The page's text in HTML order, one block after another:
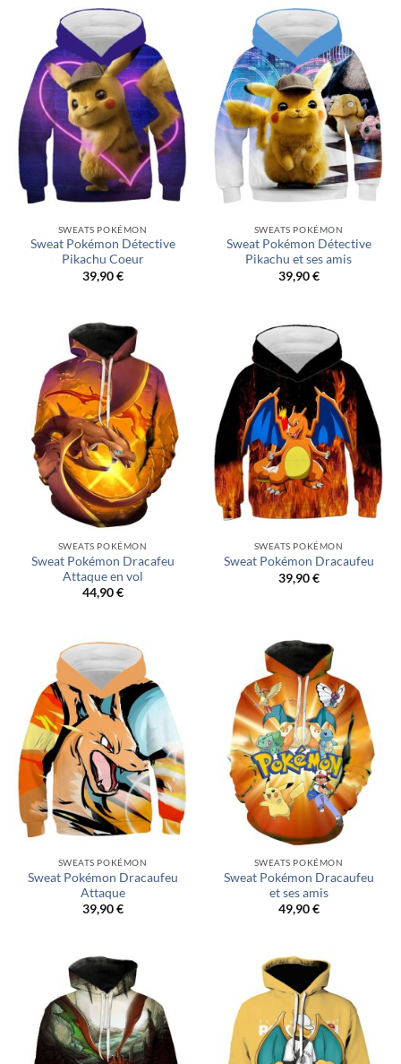
SWEATS POKÉMON
Sweat Pokémon Détective
Pikachu Coeur
39,90€
SWEATS POKÉMON
Sweat Pokémon Détective
Pikachu et ses amis
39,90€
SWEATS POKÉMON
Sweat Pokémon Dracafeu
Attaque en vol
44,90€
SWEATS POKÉMON
Sweat Pokémon Dracaufeu
39,90€
SWEATS POKÉMON
Sweat Pokémon Dracaufeu
Attaque
39,90€
SWEATS POKÉMON
Sweat Pokémon Dracaufeu
et ses amis
49,90€